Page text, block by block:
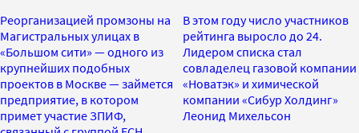
Реорганизацией промзоны на
Магистральных улицах в
«Большом сити» — одного из
крупнейших подобных
проектов в Москве — займется
предприятие, в котором
примет участие ЗПИФ,
В этом году число участников
рейтинга выросло до 24.
Лидером списка стал
совладелец газовой компании
«Новатэк» и химической
компании «Сибур Холдинг»
Леонид Михельсон